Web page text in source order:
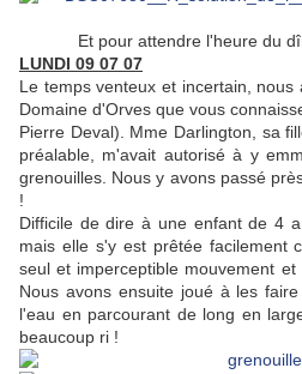
Et pour attendre l'heure du
LUNDI 09 07 07
Le temps venteux et incertain,
Domaine d'Orves que vous
Pierre Deval). Mme Darlington, sa
préalable, m'avait autorisé à y
grenouilles. Nous y avons passé
!
Difficile de dire à une enfant de 4
mais elle s'y est prêtée facilement
seul et imperceptible mouvement
Nous avons ensuite joué à les
l'eau en parcourant de long en
beaucoup ri !